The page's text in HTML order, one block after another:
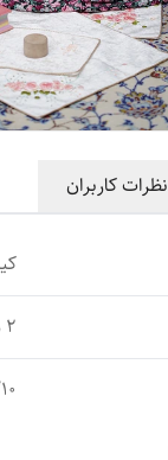
نظرات کاربران
2 متر
2/